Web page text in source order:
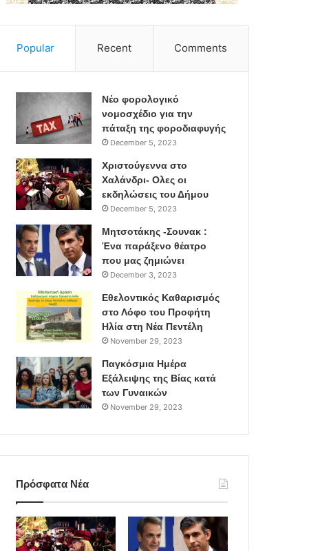
Popular Recent Comments
Νέο φορολογικό
νομοσχέδιο για την
πάταξη της φοροδιαφυγής
December 5, 2023
Χριστούγεννα στο
Χαλάνδρι- Ολες οι
εκδηλώσεις του Δήμου
December 5, 2023
Μητσοτάκης -Σουνακ :
Ένα παράξενο θέατρο
που μας ζημιώνει
December 3, 2023
Εθελοντικός Καθαρισμός
στο Λόφο του Προφήτη
Ηλία στη Νέα Πεντέλη
November 29, 2023
Παγκόσμια Ημέρα
Εξάλειψης της Βίας κατά
των Γυναικών
November 29, 2023
Πρόσφατα Νέα